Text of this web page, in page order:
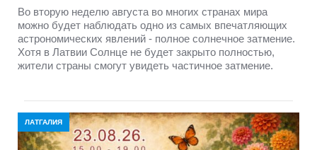
Во вторую неделю августа во многих странах мира
можно будет наблюдать одно из самых впечатляющих
астрономических явлений - полное солнечное затмение.
Хотя в Латвии Солнце не будет закрыто полностью,
жители страны смогут увидеть частичное затмение.
ЛАТГАЛИЯ